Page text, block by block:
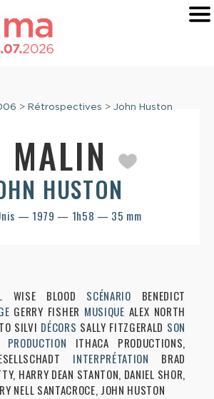
> Rétrospectives > John Huston
MALIN
HUSTON
— 1979 — 1h58 — 35 mm
WISE BLOOD SCÉNARIO BENEDICT
GERRY FISHER MUSIQUE ALEX NORTH
SILVI DÉCORS SALLY FITZGERALD SON
PRODUCTION ITHACA PRODUCTIONS,
INTERPRÉTATION BRAD
HARRY DEAN STANTON, DANIEL SHOR,
NELL SANTACROCE, JOHN HUSTON